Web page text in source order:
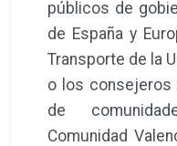
públicos de
de España y
Transporte de la
o los consejeros
de
Comunidad